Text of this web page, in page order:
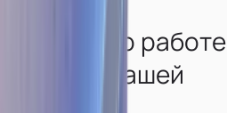
по работе
от нашей